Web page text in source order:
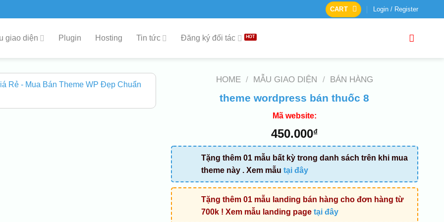
CART Login / Register
giao diện Plugin Hosting Tin tức Đăng ký đối tác
HOME / MẪU GIAO DIỆN / BÁN HÀNG
theme wordpress bán thuốc 8
Mã website:
450.000₫
Tặng thêm 01 mẫu bất kỳ trong danh sách trên khi mua
theme này . Xem mẫu tại đây
Tặng thêm 01 mẫu landing bán hàng cho đơn hàng từ
700k ! Xem mẫu landing page tại đây